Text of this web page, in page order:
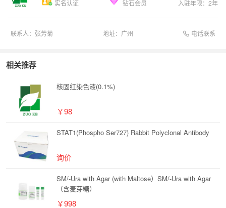
实名认证 钻石会员 入驻年限： 2年
联系人： 张芳菊 地址： 广州 电话联系
相关推荐
核固红染色液(0.1%)
￥98
STAT1(Phospho Ser727) Rabbit Polyclonal Antibody
询价
SM/-Ura with Agar (with Maltose）SM/-Ura with Agar
（含麦芽糖）
￥998